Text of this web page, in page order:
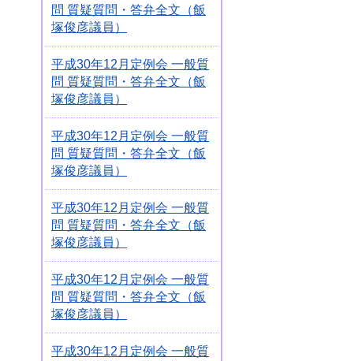
問 質疑質問・答弁全文（飯
塚俊彦議員）
平成30年12月定例会 一般質
問 質疑質問・答弁全文（飯
塚俊彦議員）
平成30年12月定例会 一般質
問 質疑質問・答弁全文（飯
塚俊彦議員）
平成30年12月定例会 一般質
問 質疑質問・答弁全文（飯
塚俊彦議員）
平成30年12月定例会 一般質
問 質疑質問・答弁全文（飯
塚俊彦議員）
平成30年12月定例会 一般質